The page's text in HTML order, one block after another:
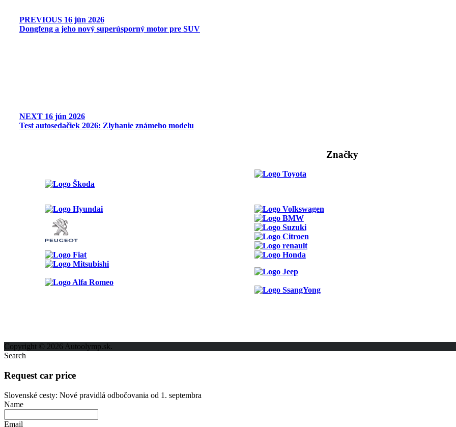
PREVIOUS 16 jún 2026
Dongfeng a jeho nový superúsporný motor pre SUV
NEXT 16 jún 2026
Test autosedačiek 2026: Zlyhanie známeho modelu
Značky
Copyright © 2026 Autoolymp.sk.
Search
Request car price
Slovenské cesty: Nové pravidlá odbočovania od 1. septembra
Name
Email